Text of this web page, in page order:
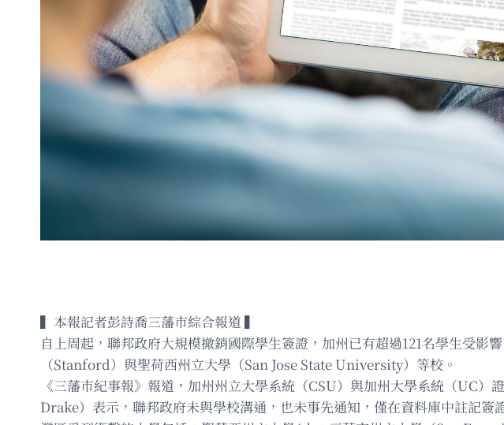
▍本報記者彭詩喬三藩市綜合報道 ▍
自上周起，聯邦政府大規模撤銷國際學生簽證，加州已有超過121名學生受
（Stanford）與聖荷西州立大學（San Jose State University）等校。
《三藩市紀事報》報道，加州州立大學系統（CSU）與加州大學系統（UC
Drake）表示，聯邦政府未與學校溝通，也未事先通知，僅在資料庫中註記簽